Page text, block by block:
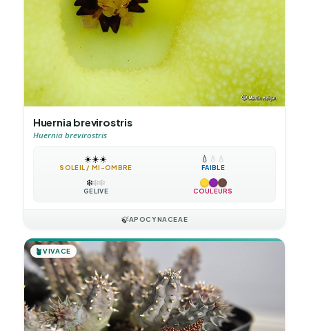
Huernia brevirostris
Huernia brevirostris
☀️☀️☀️
SOLEIL / MI-OMBRE
💧 💧 💧
FAIBLE
❄️❄️❄️
GÉLIVE COULEURS
🍃APOCYNACEAE
🪴VIVACE